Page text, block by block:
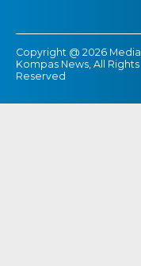
Copyright @ 2026 Media
Kompas News, All Rights
Reserved